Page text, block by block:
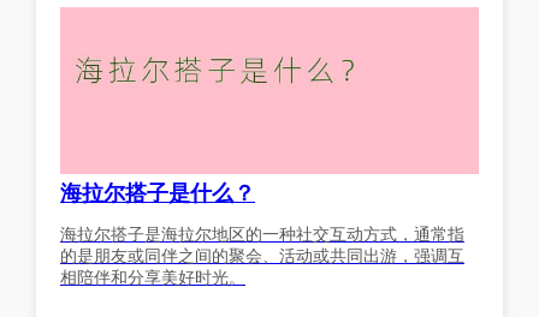
海拉尔搭子是什么？
海拉尔搭子是海拉尔地区的一种社交互动方式，通常指
的是朋友或同伴之间的聚会、活动或共同出游，强调互
相陪伴和分享美好时光。